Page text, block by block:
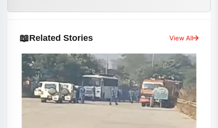
📖Related Stories View All